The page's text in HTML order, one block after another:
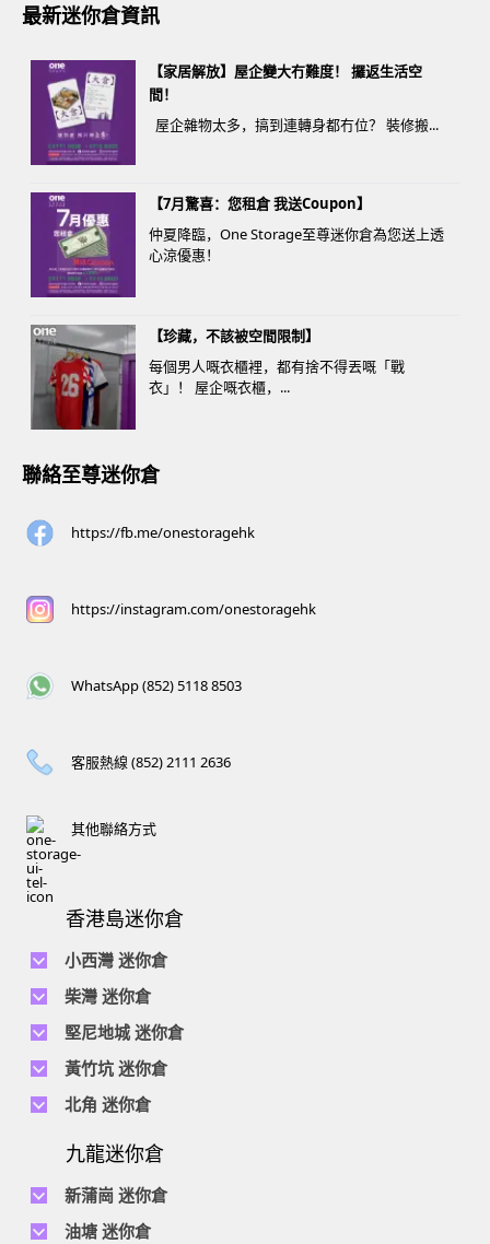
最新迷你倉資訊
【家居解放】屋企變大冇難度！ 攞返生活空
間！
屋企雜物太多，搞到連轉身都冇位？ 裝修搬...
【7月驚喜：您租倉 我送Coupon】
仲夏降臨，One Storage至尊迷你倉為您送上透
心涼優惠！
【珍藏，不該被空間限制】
每個男人嘅衣櫃裡，都有捨不得丟嘅「戰
衣」！ 屋企嘅衣櫃，...
聯絡至尊迷你倉
https://fb.me/onestoragehk
https://instagram.com/onestoragehk
WhatsApp (852) 5118 8503
客服熱線 (852) 2111 2636
其他聯絡方式
香港島迷你倉
小西灣 迷你倉
電話 :2111 1062
地址 : 柴灣新業街5號王子工業大廈4樓
地址 : 柴灣新業街11號森龍工業大廈7樓B室
柴灣 迷你倉
電話 :2194 0038
地址 : 柴灣祥利街7號萬峰工業大廈6樓C室
地址 : 柴灣利眾街20號柴灣中心工業大廈6樓B室及14樓B1室
堅尼地城 迷你倉
電話 : 2623 0280
地址 : 堅尼地城士美菲路12P號祥興工業大廈9樓
黃竹坑 迷你倉
電話 :2680 9691
地址 : 黃竹坑道18號瑞琪工業大廈14樓A室
電話 :2116 8113
地址 : 香港黃竹坑道56-60號怡華工業大廈3樓B室
北角 迷你倉
地址 : 香港屈臣道4-6號海景大廈B座10樓4&6室
九龍迷你倉
新蒲崗 迷你倉
電話 :2111 0509
油塘 迷你倉